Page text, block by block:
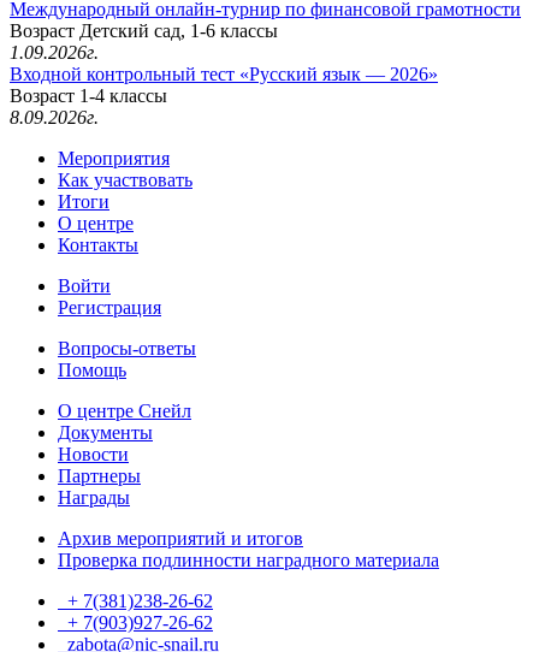
Международный онлайн-турнир по финансовой грамотности
Возраст Детский сад, 1-6 классы
1.09.2026г.
Входной контрольный тест «Русский язык — 2026»
Возраст 1-4 классы
8.09.2026г.
Мероприятия
Как участвовать
Итоги
О центре
Контакты
Войти
Регистрация
Вопросы-ответы
Помощь
О центре Снейл
Документы
Новости
Партнеры
Награды
Архив мероприятий и итогов
Проверка подлинности наградного материала
+ 7(381)238-26-62
+ 7(903)927-26-62
zabota@nic-snail.ru